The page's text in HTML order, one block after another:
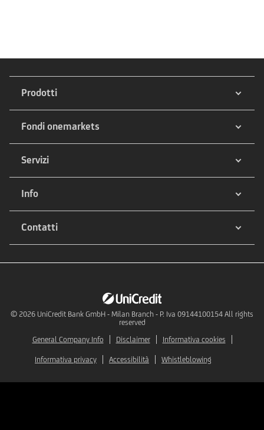
Prodotti
Fondi onemarkets
Servizi
Info
Contatti
© 2026 UniCredit Bank GmbH - Milan Branch - P. Iva 09144100154 All rights
reserved
General Company Info
Disclaimer Informativa cookies
Informativa privacy Accessibilità Whistleblowing